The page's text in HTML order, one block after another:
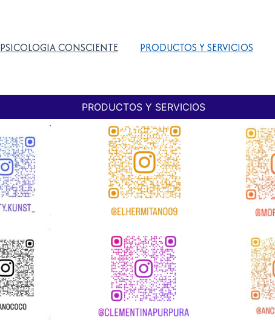
PSICOLOGIA CONSCIENTE PRODUCTOS Y SERVICIOS
PRODUCTOS Y SERVICIOS